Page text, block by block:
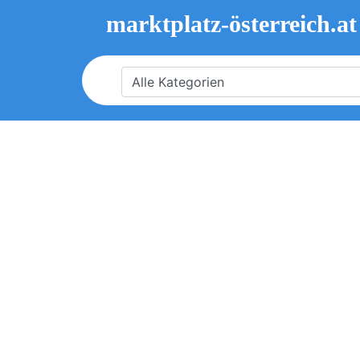
marktplatz-österreich.at
Alle Kategorien